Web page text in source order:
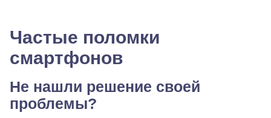
Частые поломки
смартфонов
Не нашли решение своей
проблемы?